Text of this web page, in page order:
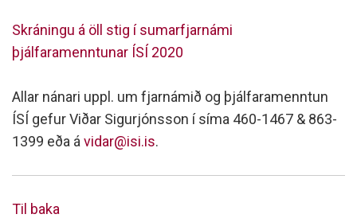
Skráningu á öll stig í sumarfjarnámi
þjálfaramenntunar ÍSÍ 2020
Allar nánari uppl. um fjarnámið og þjálfaramenntun
ÍSÍ gefur Viðar Sigurjónsson í síma 460-1467 & 863-
1399 eða á vidar@isi.is.
Til baka